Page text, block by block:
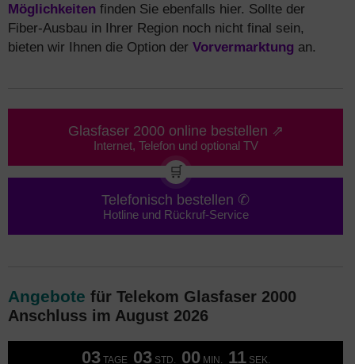
Möglichkeiten finden Sie ebenfalls hier. Sollte der
Fiber-Ausbau in Ihrer Region noch nicht final sein,
bieten wir Ihnen die Option der Vorvermarktung an.
Glasfaser 2000 online bestellen ⇗
Internet, Telefon und optional TV
🛒
Telefonisch bestellen ✆
Hotline und Rückruf-Service
Angebote für Telekom Glasfaser 2000
Anschluss im August 2026
03 TAGE 03 STD. 00 MIN. 11 SEK.